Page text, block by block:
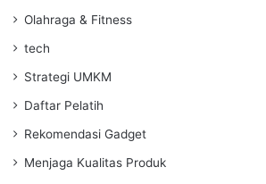
Olahraga & Fitness
tech
Strategi UMKM
Daftar Pelatih
Rekomendasi Gadget
Menjaga Kualitas Produk